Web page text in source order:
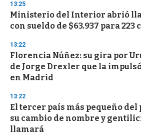
d
s
o
f
3
s
e
c
o
d
s
13:25
Ministerio del Interior abrió
con sueldo de $63.937 para 223
13:22
Florencia Núñez: su gira por
de Jorge Drexler que la
en Madrid
13:22
El tercer país más pequeño
su cambio de nombre y
llamará